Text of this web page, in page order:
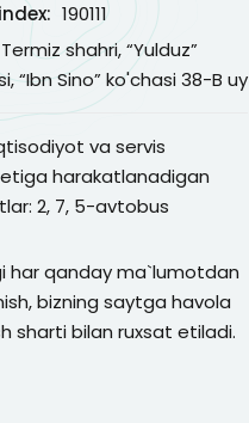
190111
Termiz shahri, “Yulduz”
“Ibn Sino” ko'chasi 38-B uy
va servis
harakatlanadigan
2, 7, 5-avtobus
har qanday ma`lumotdan
bizning saytga havola
sharti bilan ruxsat etiladi.